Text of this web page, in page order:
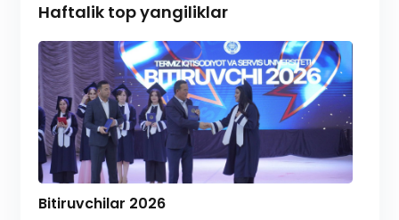
Haftalik top yangiliklar
Bitiruvchilar 2026